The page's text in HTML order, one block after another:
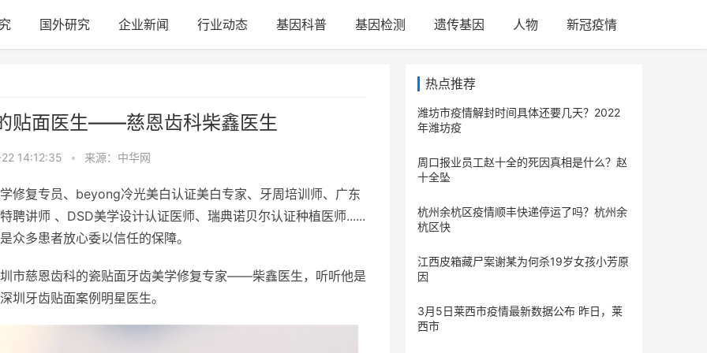
国外研究 企业新闻 行业动态 基因科普 基因检测 遗传基因 人物 新冠疫情
贴面医生——慈恩齿科柴鑫医生
14:12:35 • 来源：中华网
修复专员、beyong冷光美白认证美白专家、牙周培训师、广东
聘讲师 、DSD美学设计认证医师、瑞典诺贝尔认证种植医师......
众多患者放心委以信任的保障。
市慈恩齿科的瓷贴面牙齿美学修复专家——柴鑫医生，听听他是
圳牙齿贴面案例明星医生。
热点推荐
潍坊市疫情解封时间具体还要几天？2022
年潍坊疫
周口报业员工赵十全的死因真相是什么？赵
十全坠
杭州余杭区疫情顺丰快递停运了吗？杭州余
杭区快
江西皮箱藏尸案谢某为何杀19岁女孩小芳原
因
3月5日莱西市疫情最新数据公布 昨日，莱
西市